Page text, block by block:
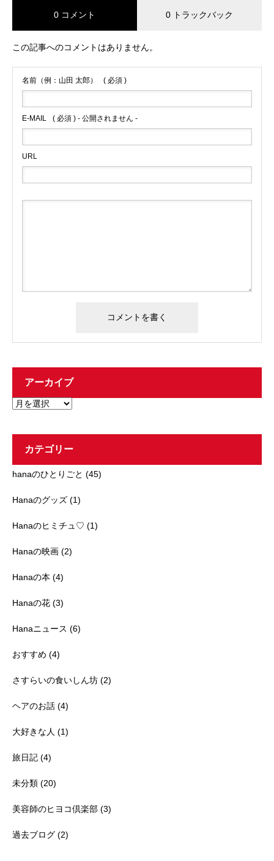
0 コメント 0 トラックバック
この記事へのコメントはありません。
名前（例：山田 太郎） ( 必須 )
E-MAIL ( 必須 ) - 公開されません -
URL
アーカイブ
ア
ー
ブ
カテゴリー
hanaのひとりごと (45)
Hanaのグッズ (1)
Hanaのヒミチュ♡ (1)
Hanaの映画 (2)
Hanaの本 (4)
Hanaの花 (3)
Hanaニュース (6)
おすすめ (4)
さすらいの食いしん坊 (2)
ヘアのお話 (4)
大好きな人 (1)
旅日記 (4)
未分類 (20)
美容師のヒヨコ倶楽部 (3)
過去ブログ (2)